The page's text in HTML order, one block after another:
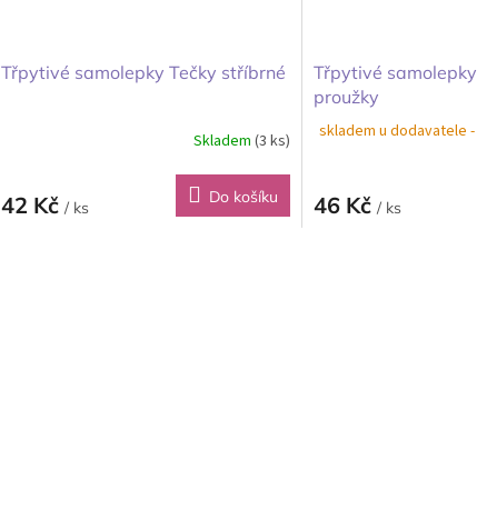
Třpytivé samolepky Tečky stříbrné
Skladem (3 ks)
42 Kč / ks
Do košíku
Třpytivé
proužky
skladem u dodavatele
46 Kč / ks